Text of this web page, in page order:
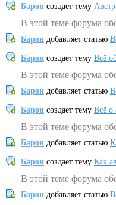
Барон создает тему
В этой теме форума
Барон добавляет статью
Барон создает тему Всё
В этой теме форума
Барон добавляет статью
Барон создает тему Всё о
В этой теме форума
Барон добавляет статью
Барон создает тему Как
В этой теме форума
Барон добавляет статью